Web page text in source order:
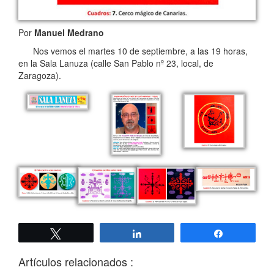
Por Manuel Medrano
Nos vemos el martes 10 de septiembre, a las 19 horas,
en la Sala Lanuza (calle San Pablo nº 23, local, de
Zaragoza).
Artículos relacionados :